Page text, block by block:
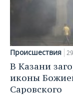
Происшествия
В Казани
иконы
Саровского